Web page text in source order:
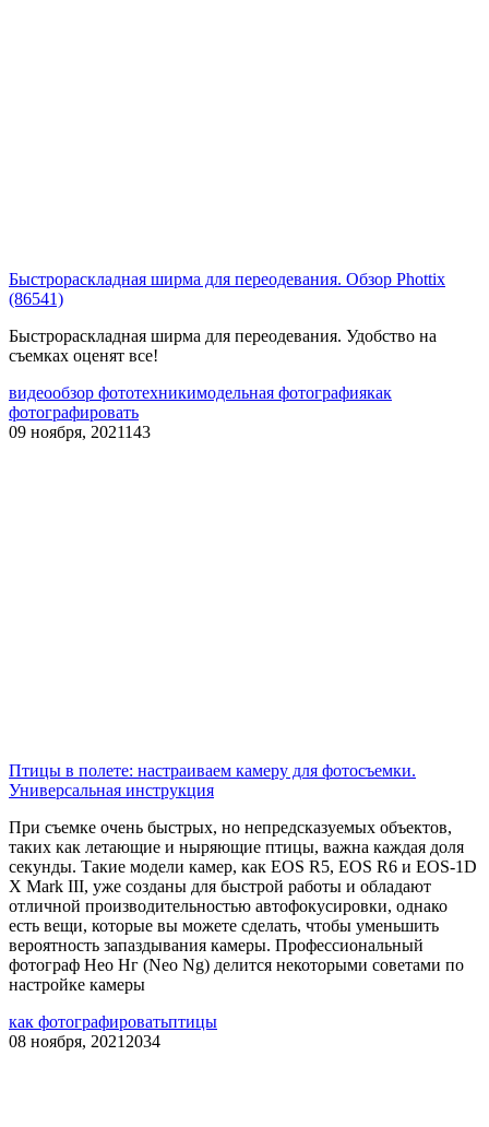
Быстрораскладная ширма для переодевания. Обзор Phottix
(86541)
Быстрораскладная ширма для переодевания. Удобство на
съемках оценят все!
видеообзор фототехникимодельная фотографиякак
фотографировать
09 ноября, 2021143
Птицы в полете: настраиваем камеру для фотосъемки.
Универсальная инструкция
При съемке очень быстрых, но непредсказуемых объектов,
таких как летающие и ныряющие птицы, важна каждая доля
секунды. Такие модели камер, как EOS R5, EOS R6 и EOS-1D
X Mark III, уже созданы для быстрой работы и обладают
отличной производительностью автофокусировки, однако
есть вещи, которые вы можете сделать, чтобы уменьшить
вероятность запаздывания камеры. Профессиональный
фотограф Нео Нг (Neo Ng) делится некоторыми советами по
настройке камеры
как фотографироватьптицы
08 ноября, 2021 2034